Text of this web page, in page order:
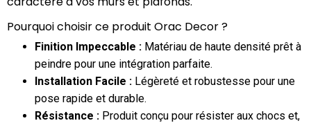
Pourquoi choisir ce produit Orac Decor ?
Finition Impeccable : Matériau de haute densité prêt à
peindre pour une intégration parfaite.
Installation Facile : Légèreté et robustesse pour une
pose rapide et durable.
Résistance : Produit conçu pour résister aux chocs et,